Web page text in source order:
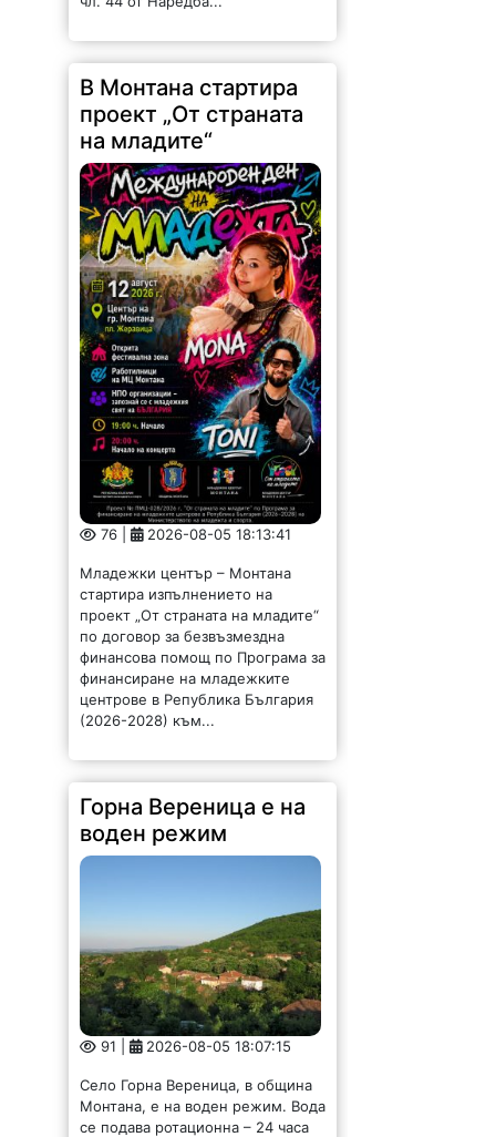
В Монтана стартира
проект „От страната
на младите“
76 | 2026-08-05 18:13:41
стартира изпълнението на
проект „От страната на младите“
по договор за безвъзмездна
финансова помощ по Програма за
финансиране на младежките
центрове в Република България
(2026-2028) към...
Горна Вереница е на
воден режим
91 | 2026-08-05 18:07:15
Монтана, е на воден режим. Вода
се подава ротационна – 24 часа
са горния края и 24 часа за